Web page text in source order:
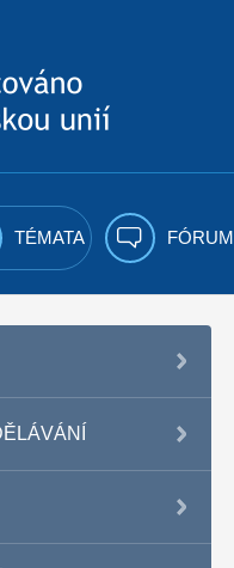
TÉMATA FÓRUM